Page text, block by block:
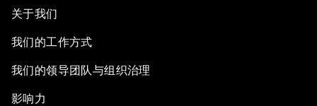
关于我们
我们的工作方式
我们的领导团队与组织治理
影响力